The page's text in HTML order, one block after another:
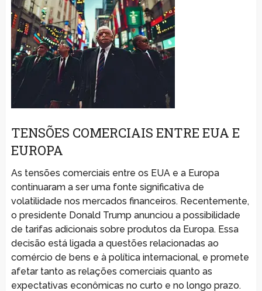
TENSÕES COMERCIAIS ENTRE EUA E
EUROPA
As tensões comerciais entre os EUA e a Europa
continuaram a ser uma fonte significativa de
volatilidade nos mercados financeiros. Recentemente,
o presidente Donald Trump anunciou a possibilidade
de tarifas adicionais sobre produtos da Europa. Essa
decisão está ligada a questões relacionadas ao
comércio de bens e à política internacional, e promete
afetar tanto as relações comerciais quanto as
expectativas econômicas no curto e no longo prazo.